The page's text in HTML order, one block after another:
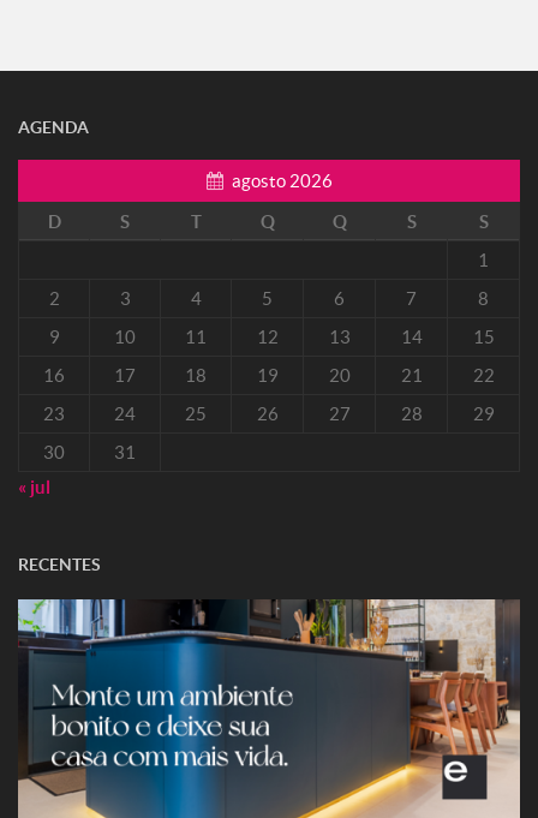
AGENDA
agosto 2026
D
S T Q Q S
S
1
2
3 4 5 6 7
8
9
10 11 12 13 14
15
16
17 18 19 20 21
22
23
24 25 26 27 28
29
30
31
« jul
RECENTES